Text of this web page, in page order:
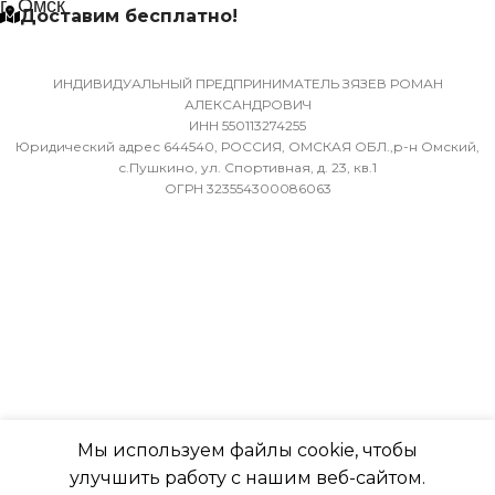
МИН. РАБОЧАЯ ТЕМПЕРАТУРА
ЭФФЕКТИВЕН ДЛЯ
ПОМЕЩ. ПЛОЩАДЬЮ
ДО
247
Доставим бесплатно!
ИНДИВИДУАЛЬНЫЙ ПРЕДПРИНИМАТЕЛЬ ЗЯЗЕВ РОМАН
АЛЕКСАНДРОВИЧ
ИНН 550113274255
Юридический адрес 644540, РОССИЯ, ОМСКАЯ ОБЛ.,р-н Омский,
с.Пушкино, ул. Спортивная, д. 23, кв.1
ОГРН 323554300086063
Мы используем файлы cookie, чтобы
улучшить работу с нашим веб-сайтом.